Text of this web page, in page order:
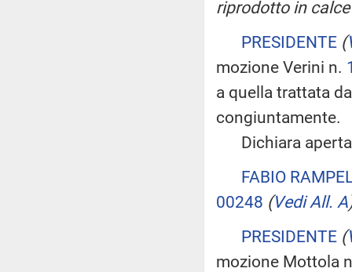
riprodotto in
PRESIDENTE (
mozione Verini n.
a quella trattata
congiuntamente.
Dichiara aperta
FABIO
00248 (Vedi All. A
PRESIDENTE (
mozione Mottola